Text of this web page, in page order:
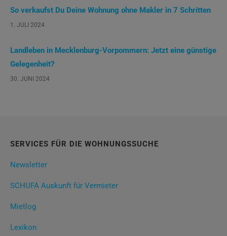
So verkaufst Du Deine Wohnung ohne Makler in 7 Schritten
1. JULI 2024
Landleben in Mecklenburg-Vorpommern: Jetzt eine günstige
Gelegenheit?
30. JUNI 2024
SERVICES FÜR DIE WOHNUNGSSUCHE
Newsletter
SCHUFA Auskunft für Vermieter
Mietlog
Lexikon